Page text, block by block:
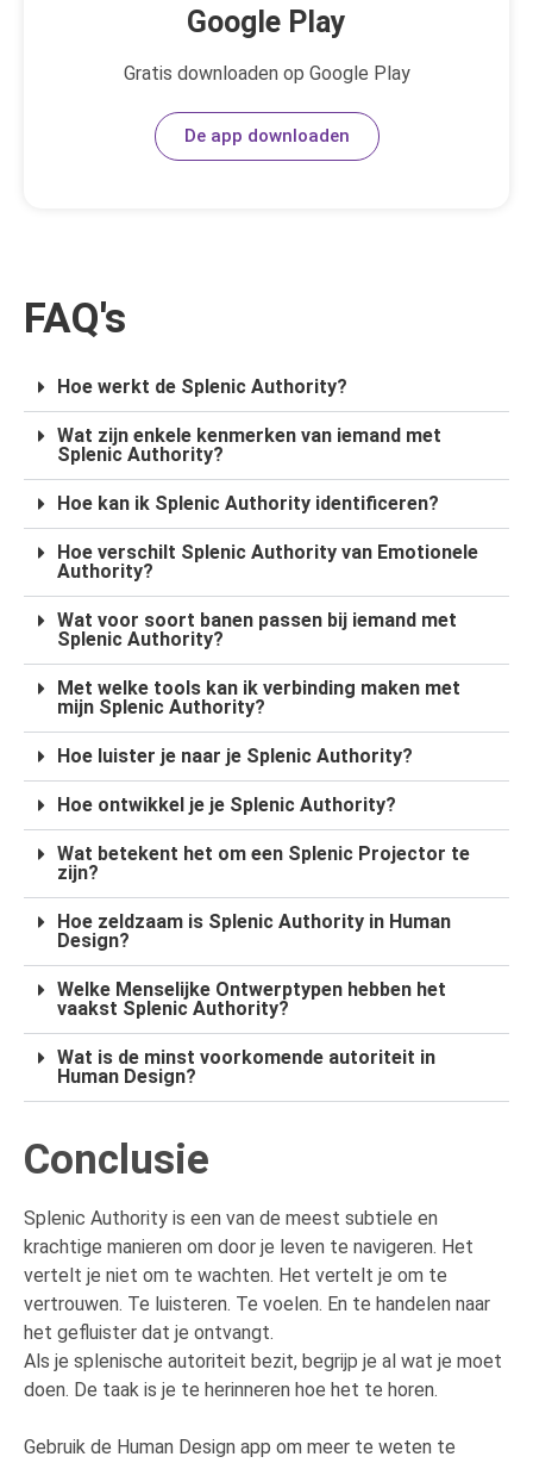
Google Play
Gratis downloaden op Google Play
De app downloaden
FAQ's
Hoe werkt de Splenic Authority?
Wat zijn enkele kenmerken van iemand met
Splenic Authority?
Hoe kan ik Splenic Authority identificeren?
Hoe verschilt Splenic Authority van Emotionele
Authority?
Wat voor soort banen passen bij iemand met
Splenic Authority?
Met welke tools kan ik verbinding maken met
mijn Splenic Authority?
Hoe luister je naar je Splenic Authority?
Hoe ontwikkel je je Splenic Authority?
Wat betekent het om een Splenic Projector te
zijn?
Hoe zeldzaam is Splenic Authority in Human
Design?
Welke Menselijke Ontwerptypen hebben het
vaakst Splenic Authority?
Wat is de minst voorkomende autoriteit in
Human Design?
Conclusie
Splenic Authority is een van de meest subtiele en
krachtige manieren om door je leven te navigeren. Het
vertelt je niet om te wachten. Het vertelt je om te
vertrouwen. Te luisteren. Te voelen. En te handelen naar
het gefluister dat je ontvangt.
Als je splenische autoriteit bezit, begrijp je al wat je moet
doen. De taak is je te herinneren hoe het te horen.
Gebruik de Human Design app om meer te weten te